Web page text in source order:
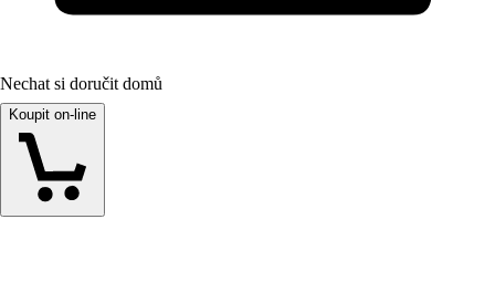
Nechat si doručit domů
Koupit on-line